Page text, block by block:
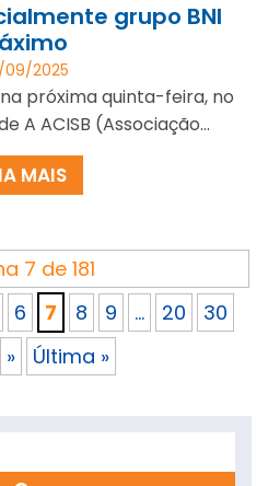
grupo BNI
2025
próxima quinta-feira, no
A ACISB (Associação...
MAIS
7 de 181
6 7 8 9 ... 20
30
» Última »